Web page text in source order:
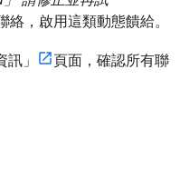
絡，啟用這類動態饋給。
」
頁面，確認所有聯